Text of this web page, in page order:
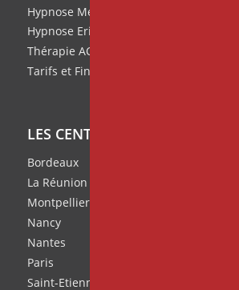
RDV 2025
Hypnose Médicale et Clinique
Hypnose Ericksonienne
Thérapie ACT
Tarifs et Financement de nos formations
LES CENTRES IPNOSIA
Bordeaux
La Réunion
Montpellier
Nancy
Nantes
Paris
Saint-Etienne